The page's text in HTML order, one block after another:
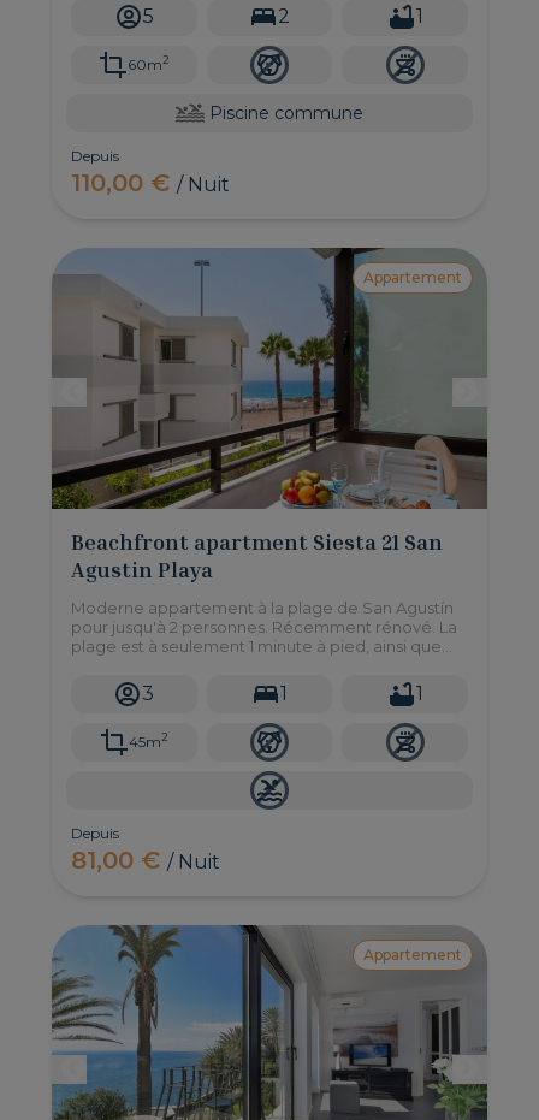
5 2 1
60m2
Piscine commune
Depuis
110,00 €/ Nuit
Appartement
Beachfront apartment Siesta 21 San
Agustin Playa
Moderne appartement à la plage de San Agustín
pour jusqu'à 2 personnes. Récemment rénové. La
plage est à seulement 1 minute à pied, ainsi que
3 1 1
45m2
Depuis
81,00 €/ Nuit
Appartement